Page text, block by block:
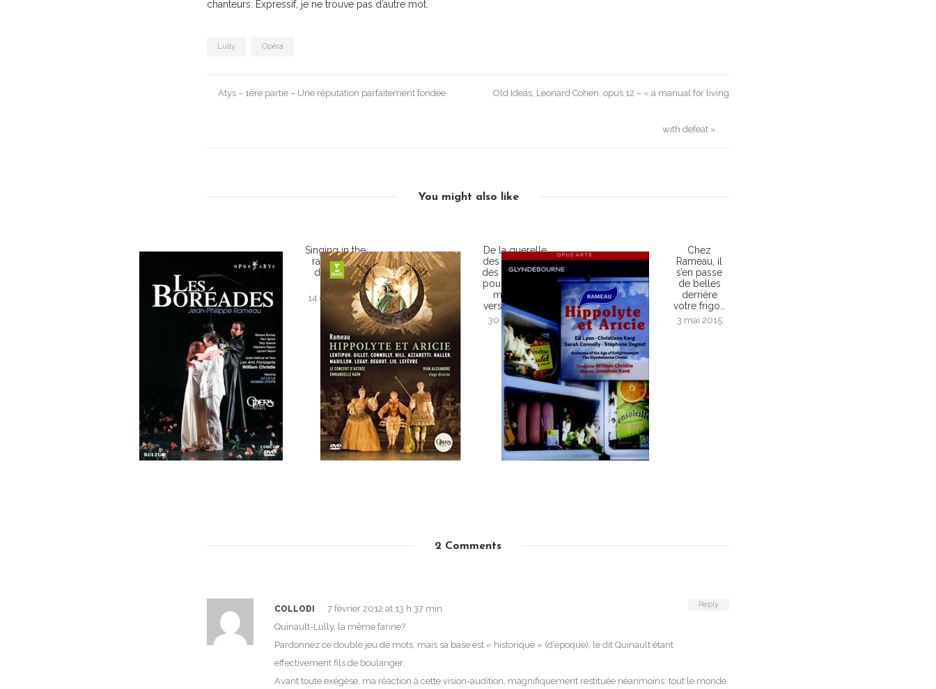
chanteurs. Expressif, je ne trouve pas d’autre mot.
Lully Opéra
Post
Atys – 1ère partie – Une réputation parfaitement fondée Old Ideas, Leonard Cohen, opus 12 – « a manual for living
with defeat ».
You might also like
Singing in the
rain… ou la
danse du
balai
14 décembre
De la querelle
des anciens et
des modernes
pour un opéra
monté en
version XVIIIe.
30 août 2015
Chez
Rameau, il
s’en passe
de belles
derrière
votre frigo…
3 mai 2015
2 Comments
Reply
COLLODI
7 février 2012 at 13 h 37 min
Quinault-Lully, la même farine?
Pardonnez ce double jeu de mots, mais sa base est « historique » (d’époque), le dit Quinault étant
effectivement fils de boulanger.
Avant toute exégèse, ma réaction à cette vision-audition, magnifiquement restituée néanmoins: tout le monde